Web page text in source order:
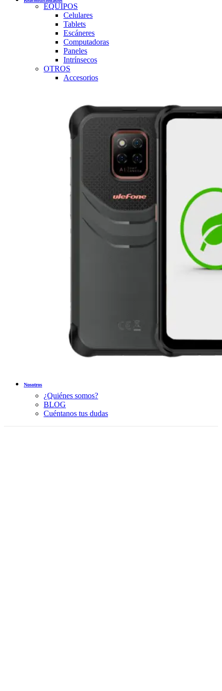
EQUIPOS
Celulares
Tablets
Escáneres
Computadoras
Paneles
Intrínsecos
OTROS
Accesorios
Nosotros
¿Quiénes somos?
BLOG
Cuéntanos tus dudas